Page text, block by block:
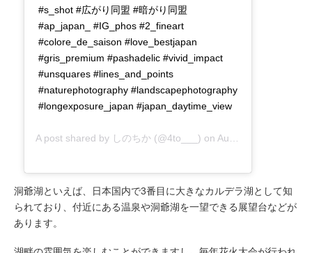
#s_shot #広がり同盟 #暗がり同盟
#ap_japan_ #IG_phos #2_fineart
#colore_de_saison #love_bestjapan
#gris_premium #pashadelic #vivid_impact
#unsquares #lines_and_points
#naturephotography #landscapephotography
#longexposure_japan #japan_daytime_view
A post shared by しのちか (@4to___) on Aug 23, 2019 at 7:36pm PDT
洞爺湖といえば、日本国内で3番目に大きなカルデラ湖として知
られており、付近にある温泉や洞爺湖を一望できる展望台などが
あります。